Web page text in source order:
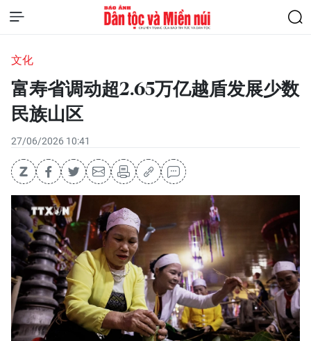
文化
富寿省调动超2.65万亿越盾发展少数
民族山区
27/06/2026 10:41